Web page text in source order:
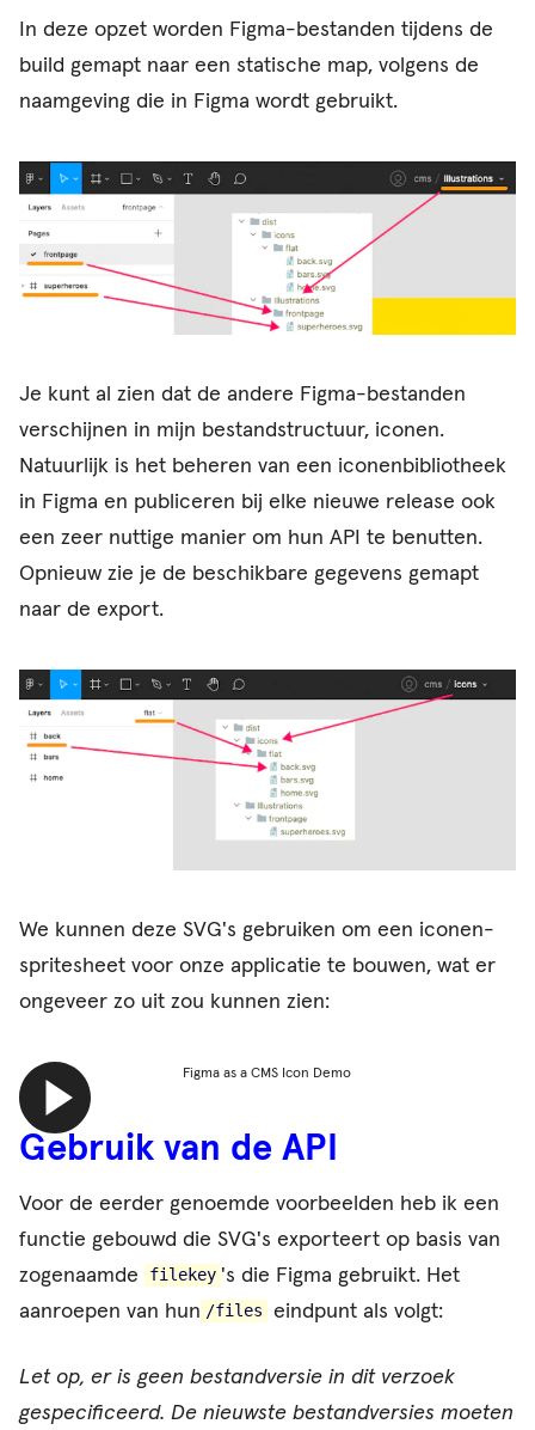
In deze opzet worden Figma-bestanden tijdens de
build gemapt naar een statische map, volgens de
naamgeving die in Figma wordt gebruikt.
Je kunt al zien dat de andere Figma-bestanden
verschijnen in mijn bestandstructuur, iconen.
Natuurlijk is het beheren van een iconenbibliotheek
in Figma en publiceren bij elke nieuwe release ook
een zeer nuttige manier om hun API te benutten.
Opnieuw zie je de beschikbare gegevens gemapt
naar de export.
We kunnen deze SVG's gebruiken om een iconen-
spritesheet voor onze applicatie te bouwen, wat er
ongeveer zo uit zou kunnen zien:
video
afspelen
Figma as a CMS Icon Demo
Gebruik van de API
Voor de eerder genoemde voorbeelden heb ik een
functie gebouwd die SVG's exporteert op basis van
zogenaamde
filekey 's die Figma gebruikt. Het
aanroepen van hun /files eindpunt als volgt:
Let op, er is geen bestandversie in dit verzoek
gespecificeerd. De nieuwste bestandversies moeten